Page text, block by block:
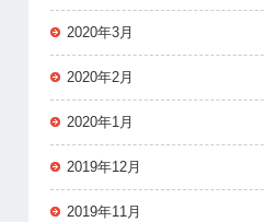
2020年3月
2020年2月
2020年1月
2019年12月
2019年11月